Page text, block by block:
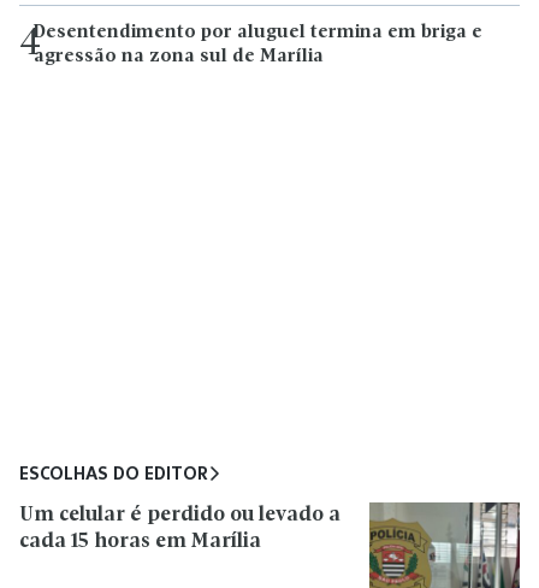
4Desentendimento por aluguel termina em briga e
agressão na zona sul de Marília
ESCOLHAS DO EDITOR
Um celular é perdido ou levado a
cada 15 horas em Marília